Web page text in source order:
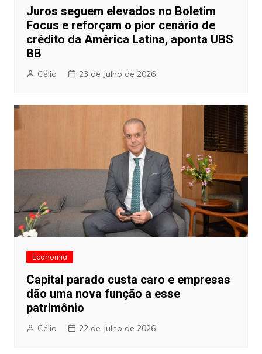
Juros seguem elevados no Boletim
Focus e reforçam o pior cenário de
crédito da América Latina, aponta UBS
BB
Célio 23 de Julho de 2026
Economia
Capital parado custa caro e empresas
dão uma nova função a esse
patrimônio
Célio 22 de Julho de 2026